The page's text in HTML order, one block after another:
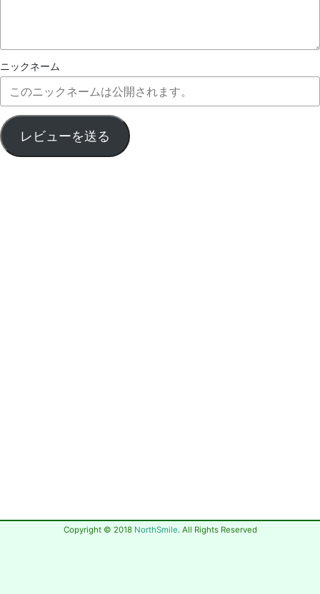
ニックネーム
レビューを送る
Copyright © 2018 NorthSmile. All Rights Reserved